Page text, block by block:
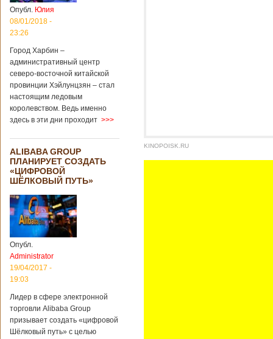
Опубл. Юлия
08/01/2018 -
23:26
Город Харбин –
административный центр
северо-восточной китайской
провинции Хэйлунцзян – стал
настоящим ледовым
королевством. Ведь именно
здесь в эти дни проходит >>>
ALIBABA GROUP
ПЛАНИРУЕТ СОЗДАТЬ
«ЦИФРОВОЙ
ШЁЛКОВЫЙ ПУТЬ»
Опубл.
Administrator
19/04/2017 -
19:03
Лидер в сфере электронной
торговли Alibaba Group
призывает создать «цифровой
Шёлковый путь» с целью
KINOPOISK.RU